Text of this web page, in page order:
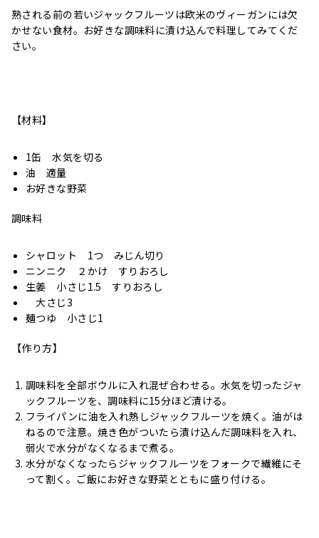
熟される前の若いジャックフルーツは欧米のヴィーガンには欠
かせない食材。お好きな調味料に漬け込んで料理してみてくだ
さい。
【材料】
1缶 水気を切る
油 適量
お好きな野菜
調味料
シャロット 1つ みじん切り
ニンニク ２かけ すりおろし
生姜 小さじ1.5 すりおろし
大さじ3
麺つゆ 小さじ1
【作り方】
調味料を全部ボウルに入れ混ぜ合わせる。水気を切ったジャ
ックフルーツを、調味料に15分ほど漬ける。
フライパンに油を入れ熱しジャックフルーツを焼く。油がは
ねるので注意。焼き色がついたら漬け込んだ調味料を入れ、
弱火で水分がなくなるまで煮る。
水分がなくなったらジャックフルーツをフォークで繊維にそ
って割く。ご飯にお好きな野菜とともに盛り付ける。